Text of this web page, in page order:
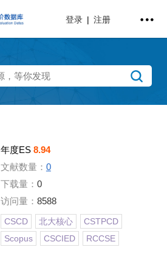
登录 | 注册
年度ES 8.94
文献数量： 0
下载量： 0
访问量： 8588
CSCD 北大核心
CSTPCD
Scopus
CSCIED RCCSE